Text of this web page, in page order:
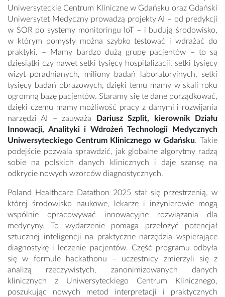
Uniwersyteckie Centrum Kliniczne w Gdańsku oraz Gdański
Uniwersytet Medyczny prowadzą projekty AI – od predykcji
w SOR po systemy monitoringu IoT – i budują środowisko,
w którym pomysły można szybko testować i wdrażać do
praktyki. – Mamy bardzo dużą grupę pacjentów – to są
dziesiątki czy nawet setki tysięcy hospitalizacji, setki tysięcy
wizyt poradnianych, miliony badań laboratoryjnych, setki
tysięcy badań obrazowych, dzięki temu mamy w skali roku
ogromną bazę pacjentów. Staramy się te dane porządkować,
dzięki czemu mamy możliwość pracy z danymi i rozwijania
narzędzi AI – zauważa
Dariusz Szplit, kierownik Działu
Innowacji, Analityki i Wdrożeń Technologii Medycznych
Uniwersyteckiego Centrum Klinicznego w Gdańsku. Takie
podejście pozwala sprawdzić, jak globalne algorytmy radzą
sobie na polskich danych klinicznych i daje szansę na
odkrycie nowych wzorców diagnostycznych.
Poland Healthcare Datathon 2025 stał się przestrzenią, w
której środowisko naukowe, lekarze i inżynierowie mogą
wspólnie opracowywać innowacyjne rozwiązania dla
medycyny. To wydarzenie pomaga przełożyć potencjał
sztucznej inteligencji na praktyczne narzędzia wspierające
diagnostykę i leczenie pacjentów. Część programu odbyła
się w formule hackathonu – uczestnicy zmierzyli się z
analizą rzeczywistych, zanonimizowanych danych
klinicznych z Uniwersyteckiego Centrum Klinicznego,
poszukując nowych metod interpretacji i praktycznych